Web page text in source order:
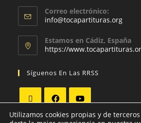
Correo electrónico:
info@tocapartituras.org
Estamos en Cádiz, España
https://
Síguenos En Las RRSS
Utilizamos cookies propias y de